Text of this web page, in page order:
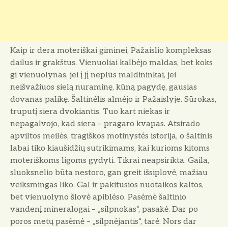
Kaip ir dera moteriškai giminei, Pažaislio kompleksas
dailus ir grakštus. Vienuoliai kalbėjo maldas, bet koks
gi vienuolynas, jei į jį neplūs maldininkai, jei
neišvažiuos sielą nuraminę, kūną pagydę, gausias
dovanas palikę. Šaltinėlis almėjo ir Pažaislyje. Sūrokas,
truputį siera dvokiantis. Tuo kart niekas ir
nepagalvojo, kad siera – pragaro kvapas. Atsirado
apviltos meilės, tragiškos motinystės istorija, o šaltinis
labai tiko kiaušidžių sutrikimams, kai kurioms kitoms
moteriškoms ligoms gydyti. Tikrai neapsirikta. Gaila,
sluoksnelio būta nestoro, gan greit išsiplovė, mažiau
veiksmingas liko. Gal ir pakitusios nuotaikos kaltos,
bet vienuolyno šlovė apiblėso. Pasėmė šaltinio
vandenį mineralogai – „silpnokas“, pasakė. Dar po
poros metų pasėmė – „silpnėjantis“, tarė. Nors dar